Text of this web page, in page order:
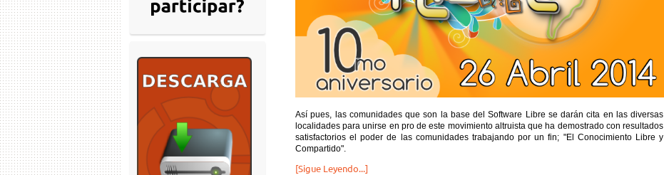
Así pues, las comunidades que son la base del Software Libre se darán cita en las diversas
localidades para unirse en pro de este movimiento altruista que ha demostrado con resultados
satisfactorios el poder de las comunidades trabajando por un fin; "El Conocimiento Libre y
Compartido".
[Sigue Leyendo...]